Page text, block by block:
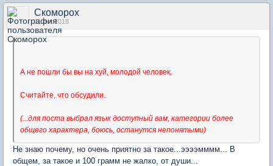
Скоморох
11 окт 2018
А не пошли бы вы на хуй, молодой человек.
Считайте, что обсудили.
(...для поста выбрал язык доступный вам, категории более
общего характера, боюсь, останутся непонятыми)
Не знаю почему, но очень приятно за такое...ээээмммм... В
общем, за такое и 100 грамм не жалко, от души...